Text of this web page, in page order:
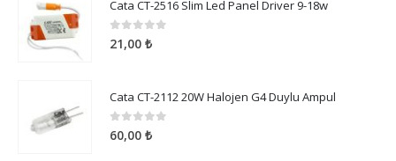
Cata CT-2516 Slim Led Panel Driver 9-18w
05 üzerinden
21,00 ₺
Cata CT-2112 20W Halojen G4 Duylu Ampul
05 üzerinden
60,00 ₺